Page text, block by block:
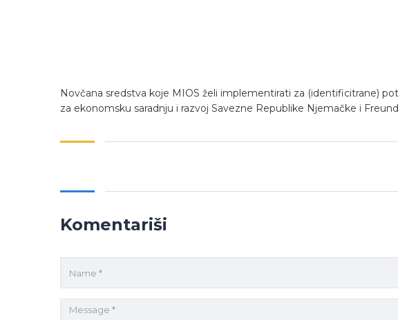
Novčana sredstva koje MIOS želi implementirati za (identificitrane)
za ekonomsku saradnju i razvoj Savezne Republike Njemačke i
Komentariši